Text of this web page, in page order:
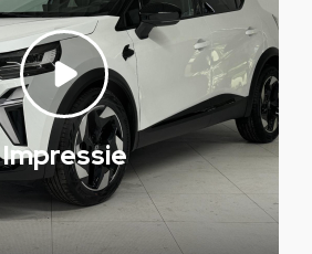
Impressie